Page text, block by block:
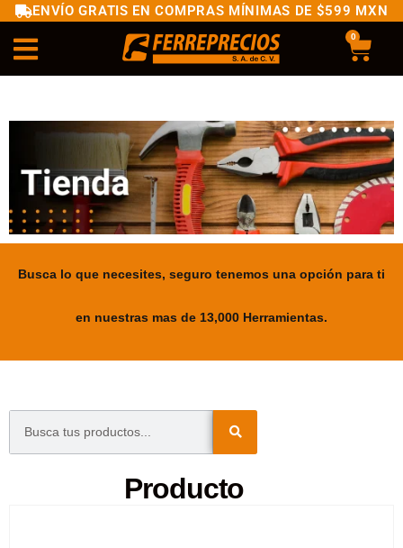
ENVÍO GRATIS EN COMPRAS MÍNIMAS DE $599 MXN
0
Busca lo que necesites, seguro tenemos una opción para ti
en nuestras mas de 13,000 Herramientas.
Producto